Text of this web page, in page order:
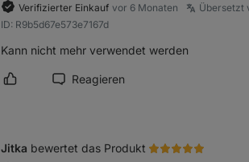
Verifizierter Einkauf vor 6 Monaten Übersetzt
ID: R9b5d67e573e7167d
Kann nicht mehr verwendet werden
Rezension als hilfreich markieren
Reagieren
Jitka bewertet das Produkt